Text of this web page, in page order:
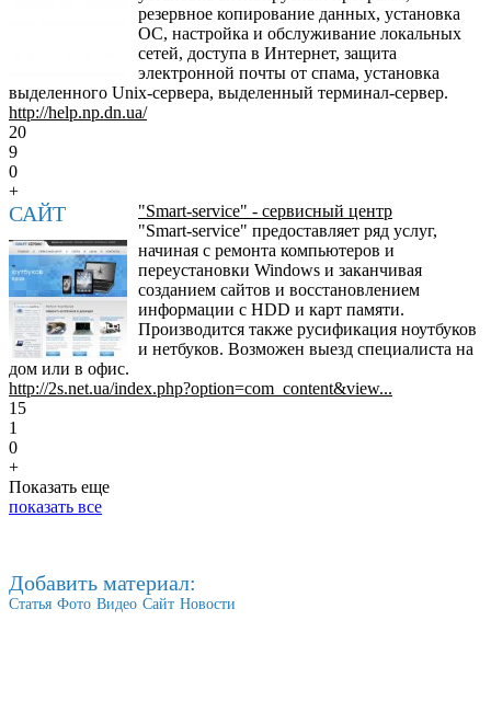
резервное копирование данных, установка
ОС, настройка и обслуживание локальных
сетей, доступа в Интернет, защита
электронной почты от спама, установка
выделенного Unix-сервера, выделенный терминал-сервер.
http://help.np.dn.ua/
20
9
0
+
САЙТ
"Smart-service" - сервисный центр
"Smart-service" предоставляет ряд услуг,
начиная с ремонта компьютеров и
переустановки Windows и заканчивая
созданием сайтов и восстановлением
информации с HDD и карт памяти.
Производится также русификация ноутбуков
и нетбуков. Возможен выезд специалиста на
дом или в офис.
http://2s.net.ua/index.php?option=com_content&view...
15
1
0
+
Показать еще
показать все
Добавить материал:
Статья Фото Видео Сайт Новости